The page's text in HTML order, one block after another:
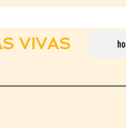
VIVAS